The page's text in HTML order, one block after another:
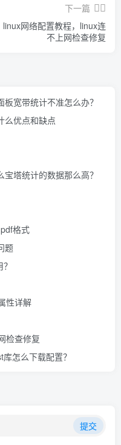
下一篇
linux网络配置教程，linux连
不上网检查修复
宽带统计不准怎么办？
么优点和缺点
塔统计的数据那么高？
格式
题
性详解
检查修复
怎么下载配置？
提交